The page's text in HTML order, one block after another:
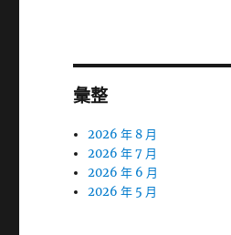
彙整
2026 年 8 月
2026 年 7 月
2026 年 6 月
2026 年 5 月